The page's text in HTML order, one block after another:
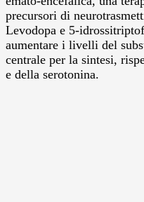
precursori di
Levodopa e 5-
aumentare i livelli del
centrale per la sintesi,
e della serotonina.